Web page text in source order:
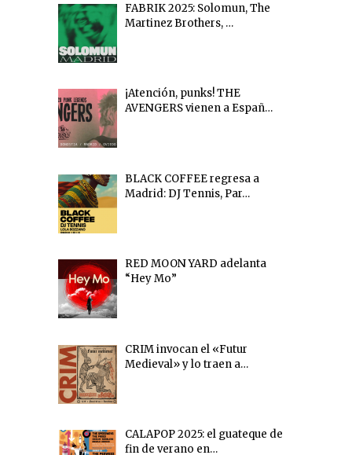
FABRIK 2025: Solomun, The
Martinez Brothers, …
¡Atención, punks! THE
AVENGERS vienen a Españ…
BLACK COFFEE regresa a
Madrid: DJ Tennis, Par…
RED MOON YARD adelanta
“Hey Mo”
CRIM invocan el «Futur
Medieval» y lo traen a…
CALAPOP 2025: el guateque de
fin de verano en…